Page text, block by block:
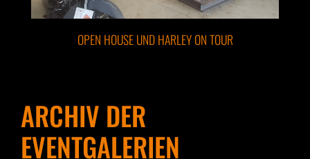
OPEN HOUSE UND HARLEY ON TOUR
ARCHIV DER
EVENTGALERIEN